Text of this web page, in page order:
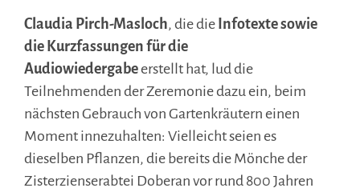
Claudia Pirch-Masloch, die die Infotexte sowie
die Kurzfassungen für die
Audiowiedergabeerstellt hat, lud die
Teilnehmenden der Zeremonie dazu ein, beim
nächsten Gebrauch von Gartenkräutern einen
Moment innezuhalten: Vielleicht seien es
dieselben Pflanzen, die bereits die Mönche der
Zisterzienserabtei Doberan vor rund 800 Jahren